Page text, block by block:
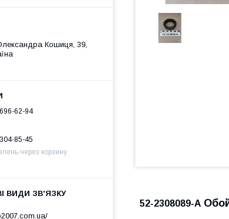
52-2308089-А
Кошиця, 39,
62-94
85-45
через корзину